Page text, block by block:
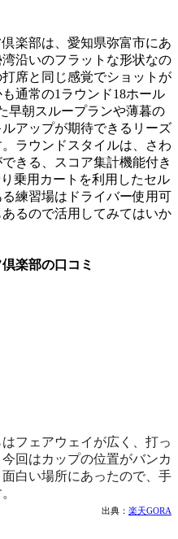
楽部は、愛知県弥富市にあ
沿いのフラットな形状なの
席と同じ感覚でショットが
通常の1ラウンド18ホール
早朝スループランや薄暮の
アップが期待できるリーズ
ラウンドスタイルは、さわ
きる、スコア集計機能付き
乗用カートを利用したセル
練習場はドライバー使用可
るので活用してみてはいか
楽部の口コミ
フェアウェイが広く、打っ
回はカップの位置がバンカ
白い場所にあったので、手
出典： 楽天GORA